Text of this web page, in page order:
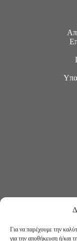
Για να παρέχουμε την
για την αποθήκευση ή/και